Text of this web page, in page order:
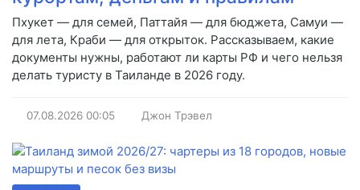
Пхукет — для семей, Паттайя — для бюджета, Самуи —
для лета, Краби — для открыток. Рассказываем, какие
документы нужны, работают ли карты РФ и чего нельзя
делать туристу в Таиланде в 2026 году.
07.08.2026 00:05 Джон Трэвел